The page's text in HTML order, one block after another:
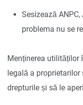
Sesizează
problema nu se
Menținerea utilităților
legală a
drepturile și să le